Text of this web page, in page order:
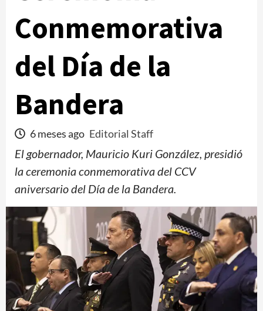
Conmemorativa
del Día de la
Bandera
6 meses ago Editorial Staff
El gobernador, Mauricio Kuri González, presidió
la ceremonia conmemorativa del CCV
aniversario del Día de la Bandera.